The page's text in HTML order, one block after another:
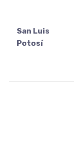
San Luis
Potosí